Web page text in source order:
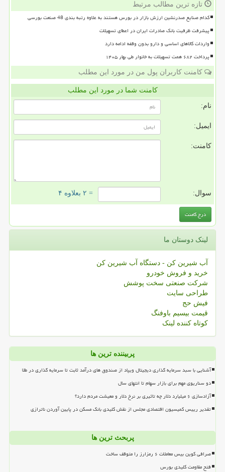
تازه ترین مطالب مرتبط
کدام صنایع صدرنشین ارزش بازار در بورس هستند به علاوه رتبه بندی 48 صنعت بورسی
پیشرفت ظرفیت بانک صادرات ایران در اعطای تسهیلات
واردات کالاهای اساسی و دارو بدون وقفه ادامه دارد
پرداخت ۶۸۲ همت تسهیلات به خانوار طی بهار ۱۴۰۵
کامنت کاربران پول من در مورد این مطلب
کامنت شما در مورد این مطلب
نام:
ایمیل:
کامنت:
سوال: = ۲ بعلاوه ۴
لینک دوستان ما
آب شیرین کن - دستگاه آب شیرین کن
خرید و فروش خودرو
شرکت صنعتی سخت پوشش
طراحی سایت
فیش حج
قیمت بیسیم باوفنگ
کوتاه کننده لینک
پربیننده ترین ها
آشنایی با سبد سرمایه گذاری دیجیتال ویپاد از صندوق های درآمد ثابت تا سرمایه گذاری در طلا
دو سناریوی مهم برای بازار سهام تا انتهای سال
آزادسازی ۶ میلیارد دلار چه تاثیری بر نرخ دلار و معیشت مردم دارد؟
تقدیر رییس کمیسیون اقتصادی مجلس از نقش کلیدی بانک مسکن در پایین آوردن ناترازی
پربحث ترین ها
صرافی کوین بیس معاملات ۶ رمزارز را متوقف ساخت
فتح مقاومت کلیدی بورس